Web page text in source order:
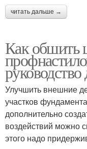
читать дальше →
Как обшить
Улучшить внешние
участков
дополнительно
воздействий можно
этого надо